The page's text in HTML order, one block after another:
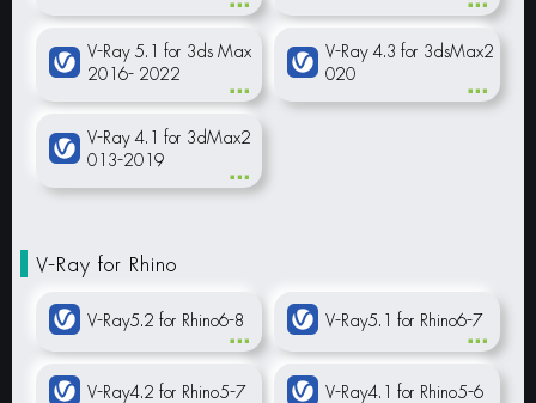
V-Ray 5.1 for 3ds Max
2016- 2022
V-Ray 4.3 for 3dsMax2
020
V-Ray 4.1 for 3dMax2
013-2019
V-Ray for Rhino
V-Ray5.2 for Rhino6-8 V-Ray5.1 for Rhino6-7
V-Ray4.2 for Rhino5-7 V-Ray4.1 for Rhino5-6